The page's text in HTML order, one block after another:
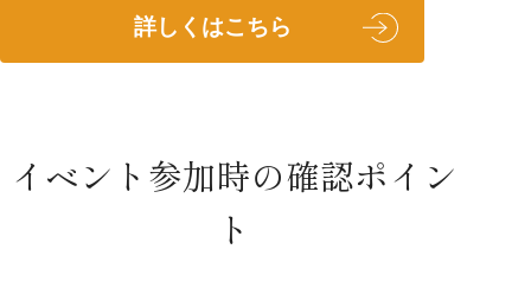
詳しくはこちら
イベント参加時の確認ポイン
ト